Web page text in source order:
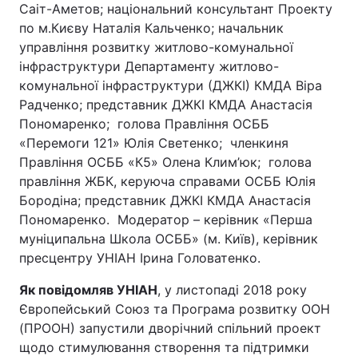
Саіт-Аметов; національний консультант Проекту
по м.Києву Наталія Кальченко; начальник
управління розвитку житлово-комунальної
інфраструктури Департаменту житлово-
комунальної інфраструктури (ДЖКІ) КМДА Віра
Радченко; представник ДЖКІ КМДА Анастасія
Пономаренко; голова Правління ОСББ
«Перемоги 121» Юлія Светенко; членкиня
Правління ОСББ «К5» Олена Клим’юк; голова
правління ЖБК, керуюча справами ОСББ Юлія
Бородіна; представник ДЖКІ КМДА Анастасія
Пономаренко. Модератор – керівник «Перша
муніципальна Школа ОСББ» (м. Київ), керівник
пресцентру УНІАН Ірина Головатенко.
Як повідомляв УНІАН, у листопаді 2018 року
Європейський Союз та Програма розвитку ООН
(ПРООН) запустили дворічний спільний проект
щодо стимулювання створення та підтримки